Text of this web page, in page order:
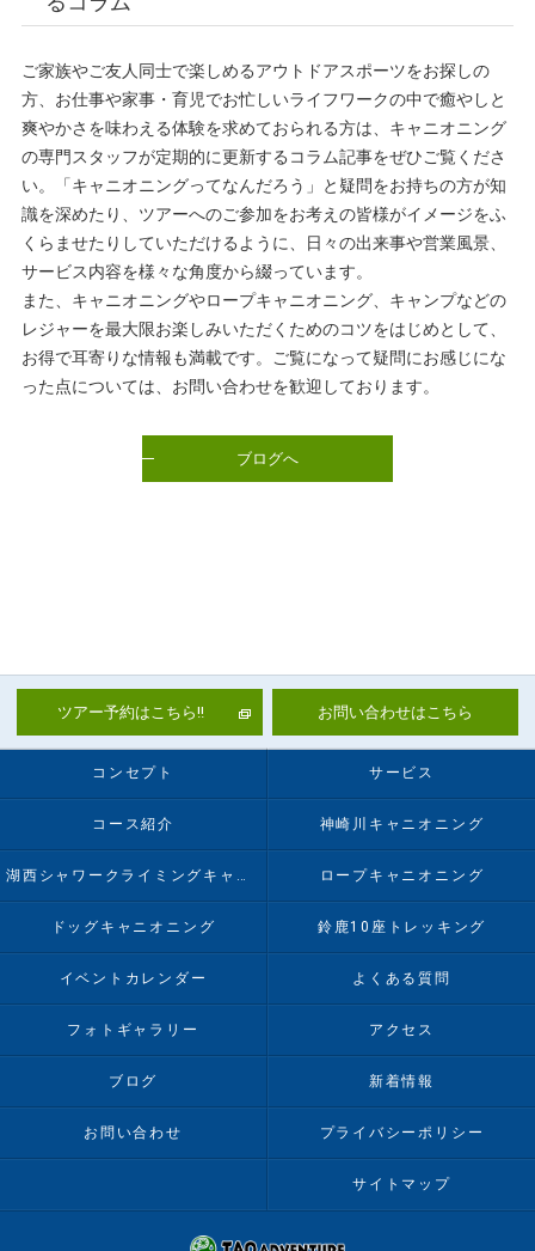
ご家族やご友人同士で楽しめるアウトドアスポーツをお探しの
方、お仕事や家事・育児でお忙しいライフワークの中で癒やしと
爽やかさを味わえる体験を求めておられる方は、キャニオニング
の専門スタッフが定期的に更新するコラム記事をぜひご覧くださ
い。「キャニオニングってなんだろう」と疑問をお持ちの方が知
識を深めたり、ツアーへのご参加をお考えの皆様がイメージをふ
くらませたりしていただけるように、日々の出来事や営業風景、
サービス内容を様々な角度から綴っています。
また、キャニオニングやロープキャニオニング、キャンプなどの
レジャーを最大限お楽しみいただくためのコツをはじめとして、
お得で耳寄りな情報も満載です。ご覧になって疑問にお感じにな
った点については、お問い合わせを歓迎しております。
ブログへ
ツアー予約はこちら!! お問い合わせはこちら
コンセプト サービス
コース紹介 神崎川キャニオニング
湖西シャワークライミングキャニオニング ロープキャニオニング
ドッグキャニオニング 鈴鹿10座トレッキング
イベントカレンダー よくある質問
フォトギャラリー アクセス
ブログ 新着情報
お問い合わせ プライバシーポリシー
サイトマップ